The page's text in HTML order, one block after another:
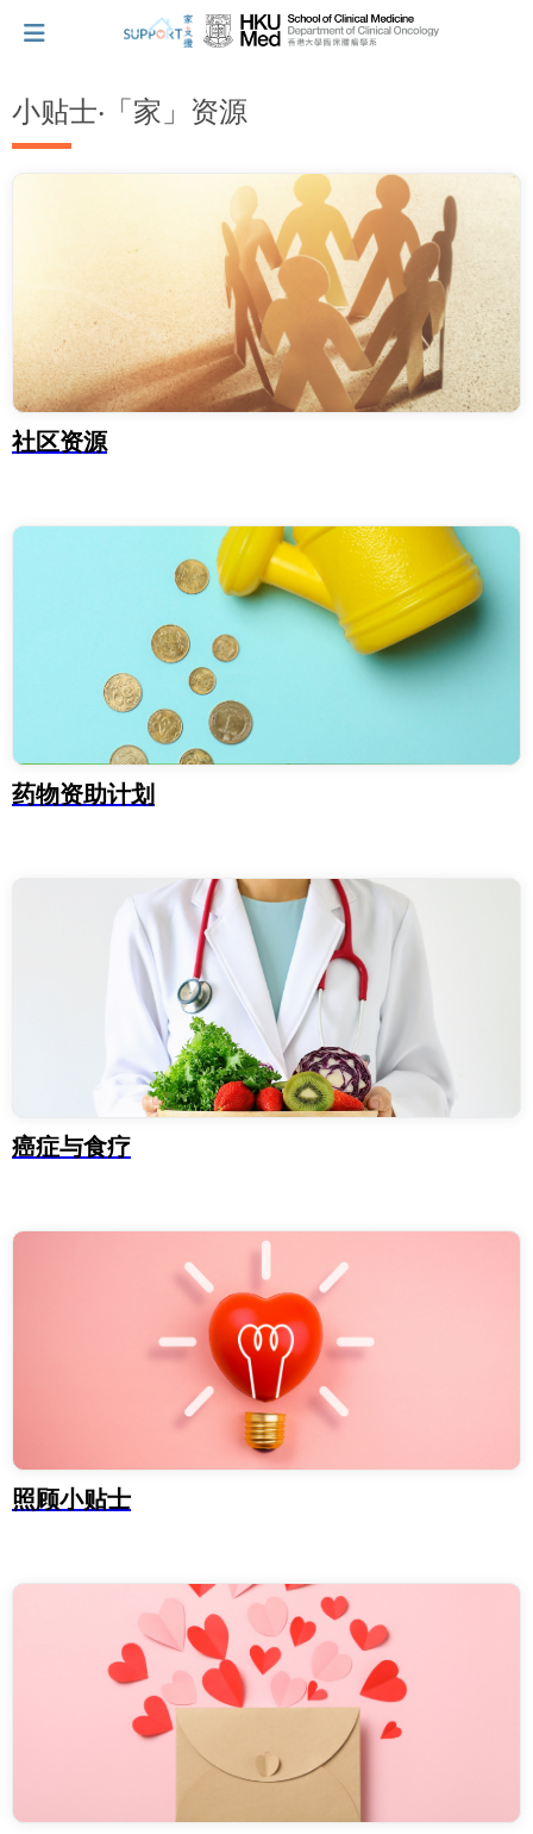
我刚得知我患上癌症...
让我们与你并肩而行。
拥抱每刻，留住这爱。
轻松一下，充下电啦！
小贴士‧「家」资源
社区资源
药物资助计划
癌症与食疗
照顾小贴士